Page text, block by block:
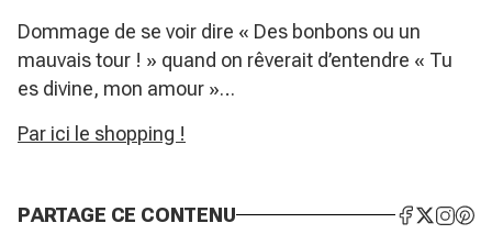
Dommage de se voir dire « Des bonbons ou un
mauvais tour ! » quand on rêverait d’entendre « Tu
es divine, mon amour »…
Par ici le shopping !
PARTAGE CE CONTENU